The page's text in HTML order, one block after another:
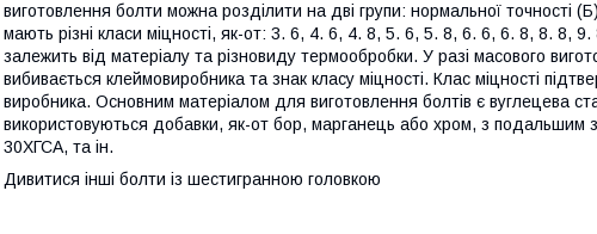
виготовлення болти можна розділити на дві групи: нормальної точності
мають різні класи міцності, як-от: 3. 6, 4. 6, 4. 8, 5. 6, 5. 8, 6. 6, 6. 8, 8. 8,
залежить від матеріалу та різновиду термообробки. У разі масового
вибивається клеймовиробника та знак класу міцності. Клас міцності
виробника. Основним матеріалом для виготовлення болтів є вуглецева
використовуються добавки, як-от бор, марганець або хром, з подальшим
30ХГСА, та ін.
Дивитися інші болти із шестигранною головкою